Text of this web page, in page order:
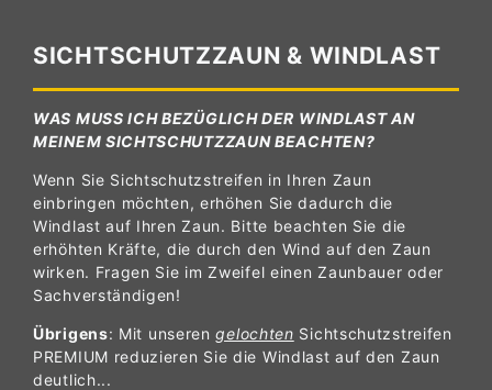
SICHTSCHUTZZAUN & WINDLAST
WAS MUSS ICH BEZÜGLICH DER WINDLAST AN
MEINEM SICHTSCHUTZZAUN BEACHTEN?
Wenn Sie Sichtschutzstreifen in Ihren Zaun
einbringen möchten, erhöhen Sie dadurch die
Windlast auf Ihren Zaun. Bitte beachten Sie die
erhöhten Kräfte, die durch den Wind auf den Zaun
wirken. Fragen Sie im Zweifel einen Zaunbauer oder
Sachverständigen!
Übrigens: Mit unserengelochten Sichtschutzstreifen
PREMIUM reduzieren Sie die Windlast auf den Zaun
deutlich...